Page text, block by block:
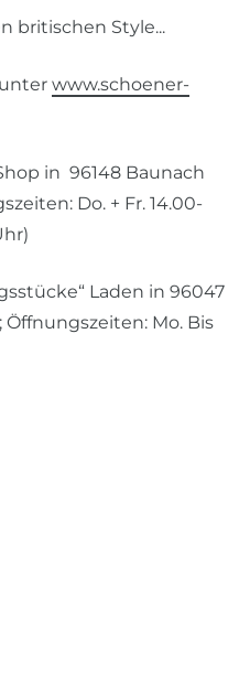
britischen Style...
www.schoener-
in 96148 Baunach
Do. + Fr. 14.00-
Laden in 96047
Öffnungszeiten: Mo. Bis